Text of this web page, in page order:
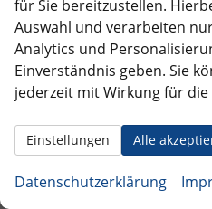
Peugeot Reimporte - EU
Renault Reimporte - EU Neuwagen
Seat Reimporte - EU Neuwagen
Seat Alhambra Neuwagen
Griesheim , Seat Ateca Neuwagen
ST Neuwagen Griesheim, Seat
Skoda Reimporte - EU Neuwagen
Skoda Fabia Neuwagen Griesheim,
für Sie bereitzustellen.
Auswahl und verarbeiten
Analytics und
Einverständnis geben. Sie
jederzeit mit Wirkung für
Alle
Einstellungen
Datenschutzerklärung